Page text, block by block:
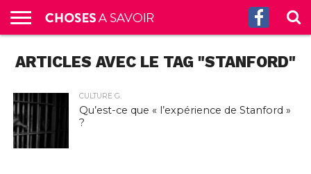
CULTURE
G.
SCIENCES
SANTÉ
HISTOIRE
ÉCONOMIE
INCROYABLE
!
TECH
AUTRES
S’ABONNER
AUX
CONTACT
A
PROPOS
ARTICLES AVEC LE TAG "STANFORD"
CULTURE G.
Qu’est-ce que « l’expérience de Stanford »
?